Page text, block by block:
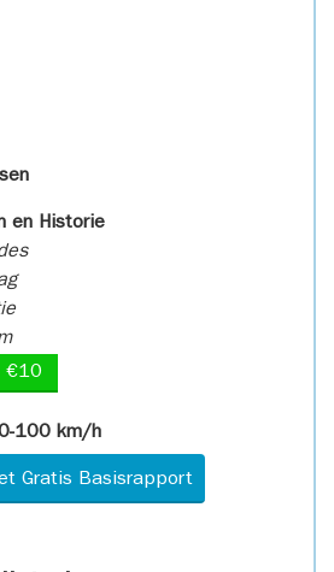
en Historie
€10
100 km/h
Gratis Basisrapport